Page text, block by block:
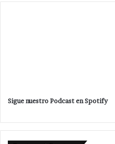
Sigue nuestro Podcast en Spotify